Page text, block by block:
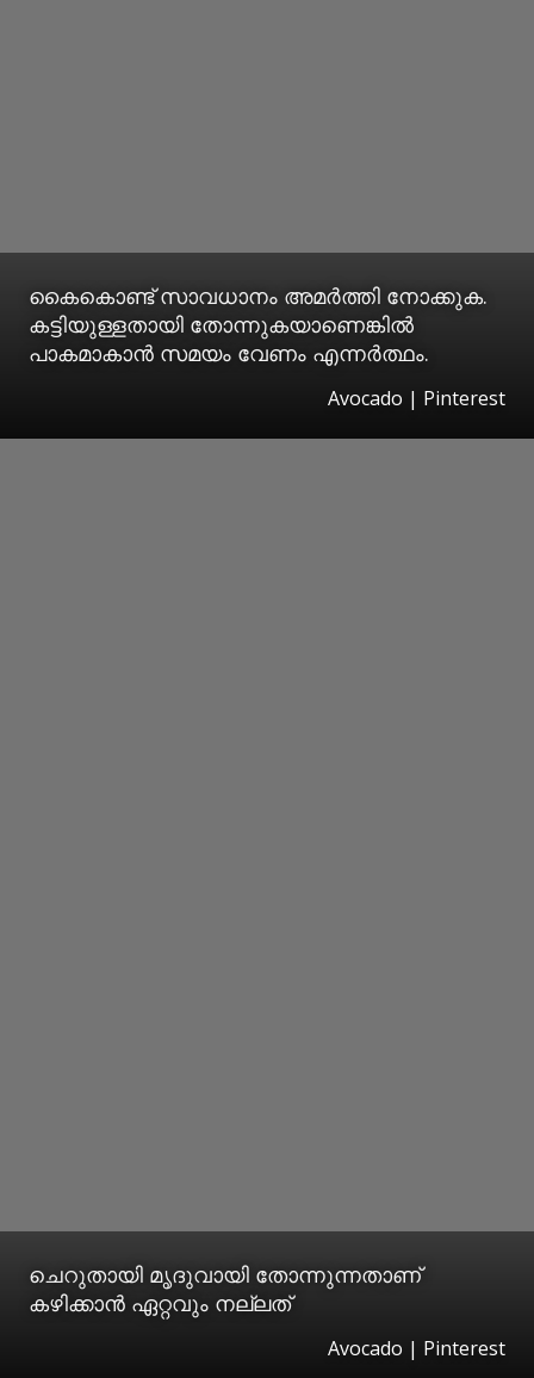
കൈകൊണ്ട് സാവധാനം അമർത്തി നോക്കുക.
കട്ടിയുള്ളതായി തോന്നുകയാണെങ്കിൽ
പാകമാകാൻ സമയം വേണം എന്നർത്ഥം.
Avocado | Pinterest
ചെറുതായി മൃദുവായി തോന്നുന്നതാണ്
കഴിക്കാൻ ഏറ്റവും നല്ലത്
Avocado | Pinterest